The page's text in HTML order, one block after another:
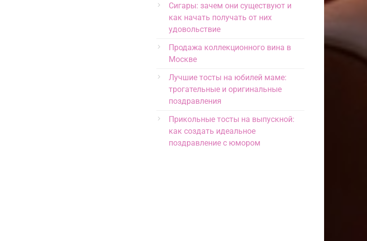
Сигары: зачем они существуют и
как начать получать от них
удовольствие
Продажа коллекционного вина в
Москве
Лучшие тосты на юбилей маме:
трогательные и оригинальные
поздравления
Прикольные тосты на выпускной:
как создать идеальное
поздравление с юмором